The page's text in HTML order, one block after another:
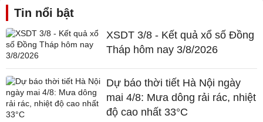
Tin nổi bật
XSDT 3/8 - Kết quả xổ số Đồng
Tháp hôm nay 3/8/2026
Dự báo thời tiết Hà Nội ngày
mai 4/8: Mưa dông rải rác, nhiệt
độ cao nhất 33°C